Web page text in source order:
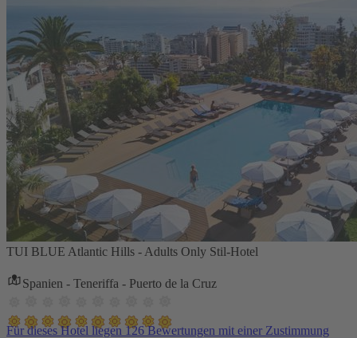
TUI BLUE Atlantic Hills - Adults Only Stil-Hotel
Spanien - Teneriffa - Puerto de la Cruz
Für dieses Hotel liegen 126 Bewertungen mit einer Zustimmung